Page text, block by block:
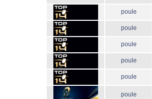
poule
poule
poule
poule
poule
poule